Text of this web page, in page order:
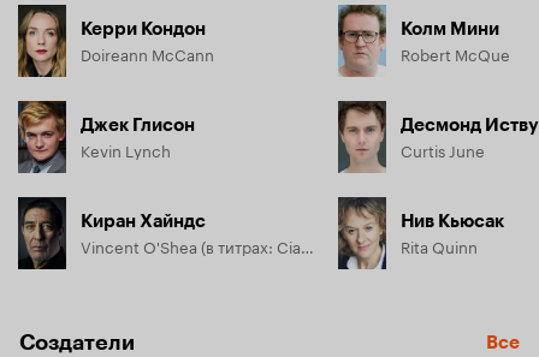
Керри Кондон
Doireann McCann
Джек Глисон
Kevin Lynch
Киран Хайндс
Колм Мини
Robert McQue
Десмонд
Curtis June
Нив Кьюсак
Rita Quinn
Создатели Все